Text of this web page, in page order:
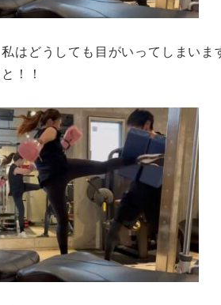
はどうしても目がいってしまい
！！